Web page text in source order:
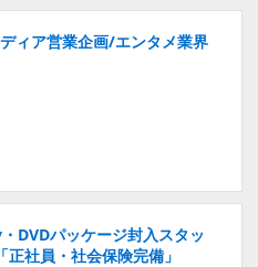
ィア営業企画/エンタメ業界
DVDパッケージ封入スタッ
社員・社会保険完備」